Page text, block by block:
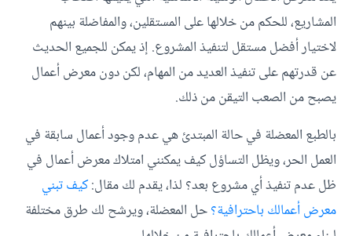
المشاريع، للحكم من خلالها على المستقلين، والمفاضلة بينهم
لاختيار أفضل مستقل لتنفيذ المشروع. إذ يمكن للجميع الحديث
عن قدرتهم على تنفيذ العديد من المهام، لكن دون معرض أعمال
يصبح من الصعب التيقن من ذلك.
بالطبع المعضلة في حالة المبتدئ هي عدم وجود أعمال سابقة في
العمل الحر، ويظل التساؤل كيف يمكنني امتلاك معرض أعمال في
ظل عدم تنفيذ أي مشروع بعد؟ لذا، يقدم لك مقال:كيف تبني
معرض أعمالك باحترافية؟حل المعضلة، ويرشح لك طرق مختلفة